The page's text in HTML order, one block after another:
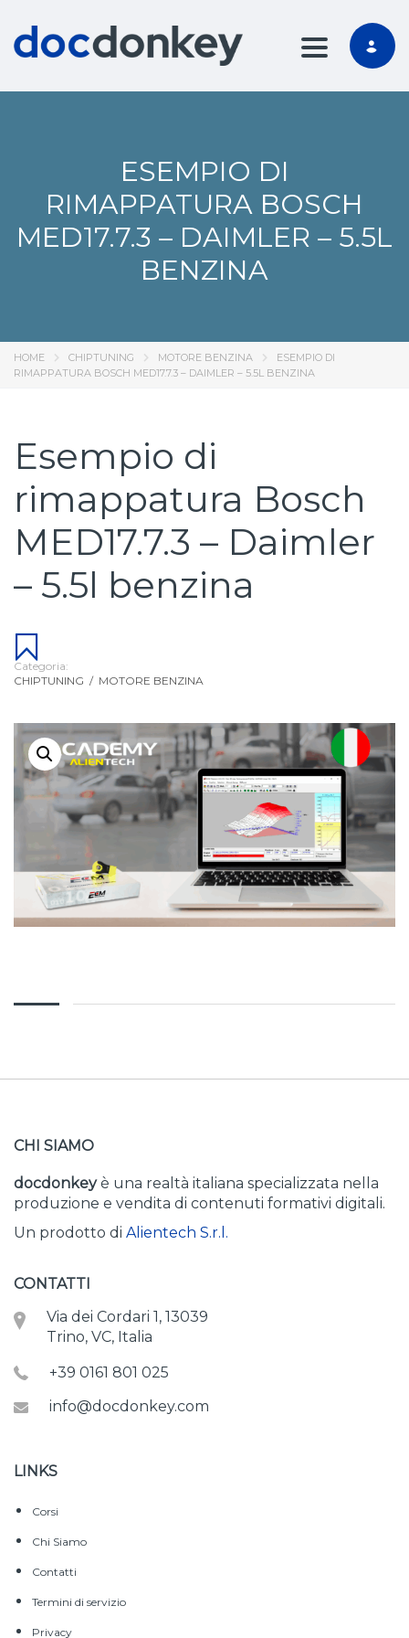
TOGGLE
ESEMPIO DI
RIMAPPATURA BOSCH
MED17.7.3 – DAIMLER – 5.5L
BENZINA
HOME CHIPTUNING MOTORE BENZINA
ESEMPIO DI
RIMAPPATURA BOSCH MED17.7.3 – DAIMLER – 5.5L BENZINA
Esempio di
rimappatura Bosch
MED17.7.3 – Daimler
– 5.5l benzina
Categoria:
CHIPTUNING / MOTORE BENZINA
CHI SIAMO
docdonkeyè una realtà italiana specializzata nella
produzione e vendita di contenuti formativi digitali.
Un prodotto di Alientech S.r.l.
CONTATTI
Via dei Cordari 1, 13039
Trino, VC, Italia
+39 0161 801 025
info@docdonkey.com
LINKS
Corsi
Chi Siamo
Contatti
Termini di servizio
Privacy